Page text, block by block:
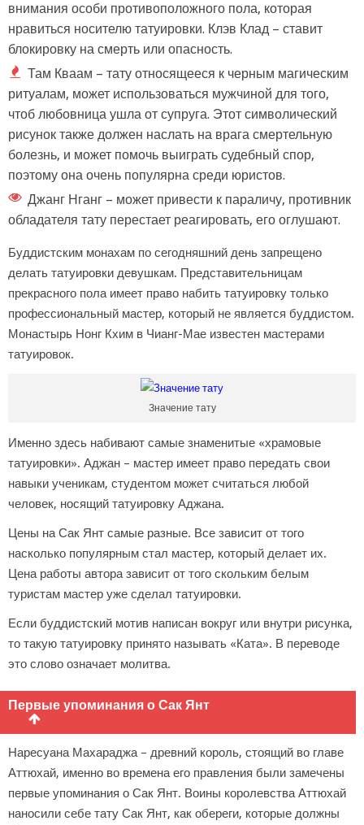
внимания особи противоположного пола, которая
нравиться носителю татуировки. Клэв Клад – ставит
блокировку на смерть или опасность.
Там Кваам – тату относящееся к черным магическим
ритуалам, может использоваться мужчиной для того,
чтоб любовница ушла от супруга. Этот символический
рисунок также должен наслать на врага смертельную
болезнь, и может помочь выиграть судебный спор,
поэтому она очень популярна среди юристов.
Джанг Нганг – может привести к параличу, противник
обладателя тату перестает реагировать, его оглушают.
Буддистским монахам по сегодняшний день запрещено
делать татуировки девушкам. Представительницам
прекрасного пола имеет право набить татуировку только
профессиональный мастер, который не является буддистом.
Монастырь Нонг Кхим в Чианг-Мае известен мастерами
татуировок.
Значение тату
Именно здесь набивают самые знаменитые «храмовые
татуировки». Аджан – мастер имеет право передать свои
навыки ученикам, студентом может считаться любой
человек, носящий татуировку Аджана.
Цены на Сак Янт самые разные. Все зависит от того
насколько популярным стал мастер, который делает их.
Цена работы автора зависит от того скольким белым
туристам мастер уже сделал татуировки.
Если буддистский мотив написан вокруг или внутри рисунка,
то такую татуировку принято называть «Ката». В переводе
это слово означает молитва.
Первые упоминания о Сак Янт
Наресуана Махараджа – древний король, стоящий во главе
Аттюхай, именно во времена его правления были замечены
первые упоминания о Сак Янт. Воины королевства Аттюхай
наносили себе тату Сак Янт, как обереги, которые должны